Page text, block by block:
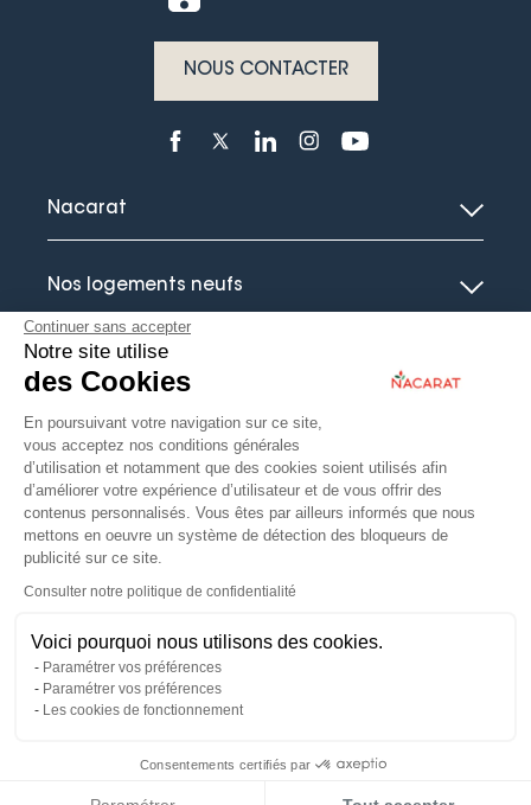
NOUS CONTACTER
Nacarat
Nos logements neufs
Le guide de l’immobilier neuf
Actualités
Immobilier d’entreprise
Mon Espace Client
Vendez votre bien
ABI Gestion
Mentions légales
Continuer sans accepter
Notre site utilise
des Cookies
En poursuivant votre navigation sur ce site,
vous acceptez nos conditions générales
d’utilisation et notamment que des cookies soient utilisés afin
d’améliorer votre expérience d’utilisateur et de vous offrir des
contenus personnalisés. Vous êtes par ailleurs informés que nous
mettons en oeuvre un système de détection des bloqueurs de
publicité sur ce site.
Consulter notre politique de confidentialité
Voici pourquoi nous utilisons des cookies.
Paramétrer vos préférences
Paramétrer vos préférences
Les cookies de fonctionnement
Consentements certifiés par